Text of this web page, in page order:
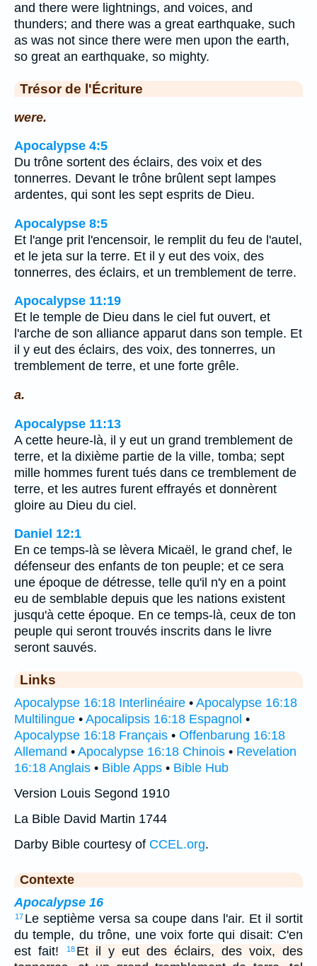
and there were lightnings, and voices, and
thunders; and there was a great earthquake, such
as was not since there were men upon the earth,
so great an earthquake, so mighty.
Trésor de l'Écriture
were.
Apocalypse 4:5
Du trône sortent des éclairs, des voix et des
tonnerres. Devant le trône brûlent sept lampes
ardentes, qui sont les sept esprits de Dieu.
Apocalypse 8:5
Et l'ange prit l'encensoir, le remplit du feu de l'autel,
et le jeta sur la terre. Et il y eut des voix, des
tonnerres, des éclairs, et un tremblement de terre.
Apocalypse 11:19
Et le temple de Dieu dans le ciel fut ouvert, et
l'arche de son alliance apparut dans son temple. Et
il y eut des éclairs, des voix, des tonnerres, un
tremblement de terre, et une forte grêle.
a.
Apocalypse 11:13
A cette heure-là, il y eut un grand tremblement de
terre, et la dixième partie de la ville, tomba; sept
mille hommes furent tués dans ce tremblement de
terre, et les autres furent effrayés et donnèrent
gloire au Dieu du ciel.
Daniel 12:1
En ce temps-là se lèvera Micaël, le grand chef, le
défenseur des enfants de ton peuple; et ce sera
une époque de détresse, telle qu'il n'y en a point
eu de semblable depuis que les nations existent
jusqu'à cette époque. En ce temps-là, ceux de ton
peuple qui seront trouvés inscrits dans le livre
seront sauvés.
Links
Apocalypse 16:18 Interlinéaire • Apocalypse 16:18
Multilingue • Apocalipsis 16:18 Espagnol •
Apocalypse 16:18 Français • Offenbarung 16:18
Allemand • Apocalypse 16:18 Chinois • Revelation
16:18 Anglais • Bible Apps • Bible Hub
Version Louis Segond 1910
La Bible David Martin 1744
Darby Bible courtesy of CCEL.org.
Contexte
Apocalypse 16
17 Le septième versa sa coupe dans l'air. Et il sortit
du temple, du trône, une voix forte qui disait: C'en
est fait!
18 Et il y eut des éclairs, des voix, des